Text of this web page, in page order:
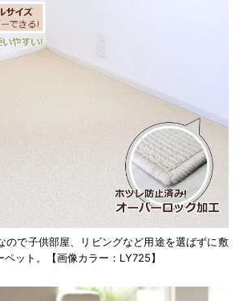
ので子供部屋、リビングなど用途を選ばずに敷
ット。【画像カラー：LY725】